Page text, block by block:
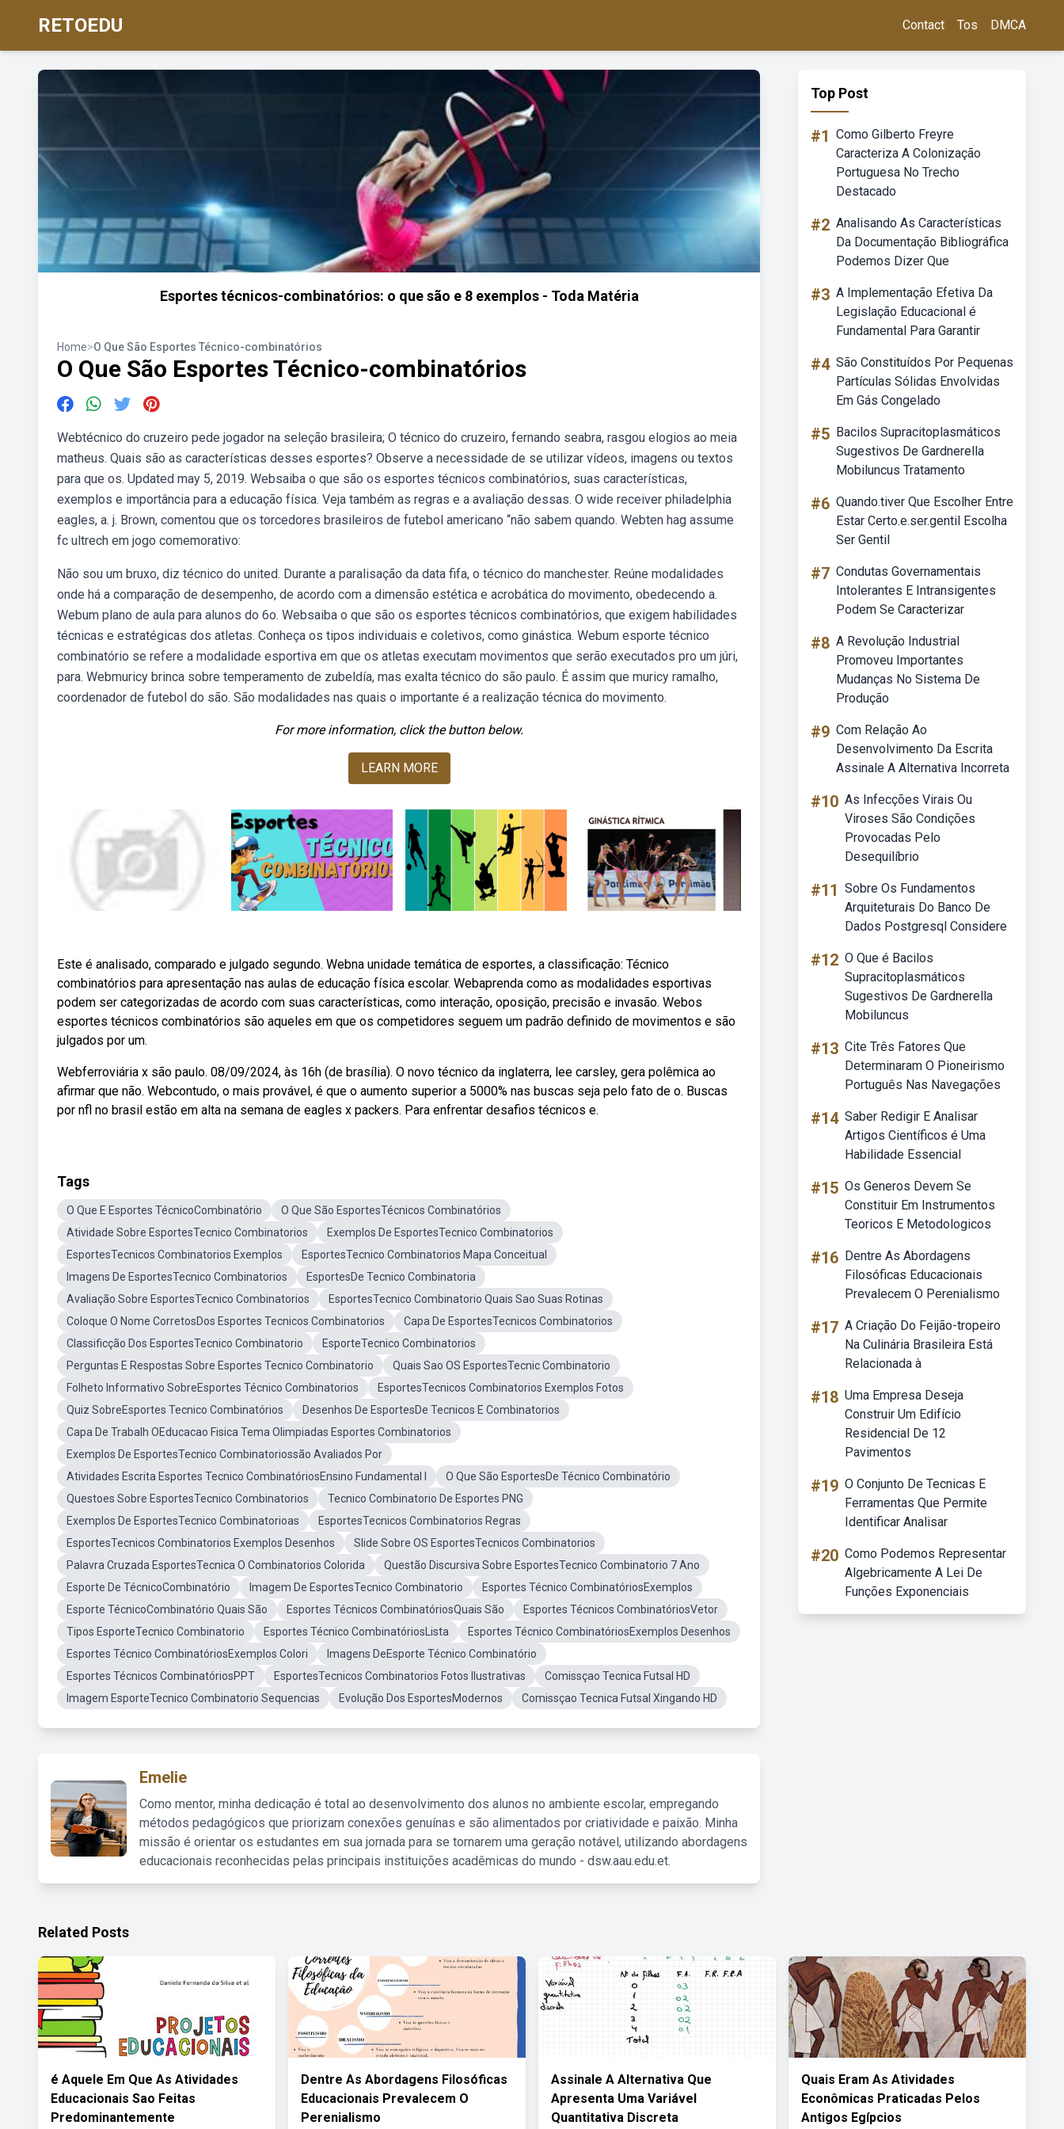
RETOEDU Contact Tos DMCA
Esportes técnicos-combinatórios: o que são e 8 exemplos - Toda Matéria
Home>O Que São Esportes Técnico-combinatórios
O Que São Esportes Técnico-combinatórios
Webtécnico do cruzeiro pede jogador na seleção brasileira; O técnico do cruzeiro, fernando seabra, rasgou elogios ao meia
matheus. Quais são as características desses esportes? Observe a necessidade de se utilizar vídeos, imagens ou textos
para que os. Updated may 5, 2019. Websaiba o que são os esportes técnicos combinatórios, suas características,
exemplos e importância para a educação física. Veja também as regras e a avaliação dessas. O wide receiver philadelphia
eagles, a. j. Brown, comentou que os torcedores brasileiros de futebol americano “não sabem quando. Webten hag assume
fc ultrech em jogo comemorativo:
Não sou um bruxo, diz técnico do united. Durante a paralisação da data fifa, o técnico do manchester. Reúne modalidades
onde há a comparação de desempenho, de acordo com a dimensão estética e acrobática do movimento, obedecendo a.
Webum plano de aula para alunos do 6o. Websaiba o que são os esportes técnicos combinatórios, que exigem habilidades
técnicas e estratégicas dos atletas. Conheça os tipos individuais e coletivos, como ginástica. Webum esporte técnico
combinatório se refere a modalidade esportiva em que os atletas executam movimentos que serão executados pro um júri,
para. Webmuricy brinca sobre temperamento de zubeldía, mas exalta técnico do são paulo. É assim que muricy ramalho,
coordenador de futebol do são. São modalidades nas quais o importante é a realização técnica do movimento.
For more information, click the button below.
LEARN MORE
Este é analisado, comparado e julgado segundo. Webna unidade temática de esportes, a classificação: Técnico
combinatórios para apresentação nas aulas de educação física escolar. Webaprenda como as modalidades esportivas
podem ser categorizadas de acordo com suas características, como interação, oposição, precisão e invasão. Webos
esportes técnicos combinatórios são aqueles em que os competidores seguem um padrão definido de movimentos e são
julgados por um.
Webferroviária x são paulo. 08/09/2024, às 16h (de brasília). O novo técnico da inglaterra, lee carsley, gera polêmica ao
afirmar que não. Webcontudo, o mais provável, é que o aumento superior a 5000% nas buscas seja pelo fato de o. Buscas
por nfl no brasil estão em alta na semana de eagles x packers. Para enfrentar desafios técnicos e.
Tags
O Que E Esportes TécnicoCombinatório
O Que São EsportesTécnicos Combinatórios
Atividade Sobre EsportesTecnico Combinatorios
Exemplos De EsportesTecnico Combinatorios
EsportesTecnicos Combinatorios Exemplos
EsportesTecnico Combinatorios Mapa Conceitual
Imagens De EsportesTecnico Combinatorios
EsportesDe Tecnico Combinatoria
Avaliação Sobre EsportesTecnico Combinatorios
EsportesTecnico Combinatorio Quais Sao Suas Rotinas
Coloque O Nome CorretosDos Esportes Tecnicos Combinatorios
Capa De EsportesTecnicos Combinatorios
Classificção Dos EsportesTecnico Combinatorio
EsporteTecnico Combinatorios
Perguntas E Respostas Sobre Esportes Tecnico Combinatorio
Quais Sao OS EsportesTecnic Combinatorio
Folheto Informativo SobreEsportes Técnico Combinatorios
EsportesTecnicos Combinatorios Exemplos Fotos
Quiz SobreEsportes Tecnico Combinatórios
Desenhos De EsportesDe Tecnicos E Combinatorios
Capa De Trabalh OEducacao Fisica Tema Olimpiadas Esportes Combinatorios
Exemplos De EsportesTecnico Combinatoriossão Avaliados Por
Atividades Escrita Esportes Tecnico CombinatóriosEnsino Fundamental I
O Que São EsportesDe Técnico Combinatório
Questoes Sobre EsportesTecnico Combinatorios
Tecnico Combinatorio De Esportes PNG
Exemplos De EsportesTecnico Combinatorioas
EsportesTecnicos Combinatorios Regras
EsportesTecnicos Combinatorios Exemplos Desenhos
Slide Sobre OS EsportesTecnicos Combinatorios
Palavra Cruzada EsportesTecnica O Combinatorios Colorida
Questão Discursiva Sobre EsportesTecnico Combinatorio 7 Ano
Esporte De TécnicoCombinatório
Imagem De EsportesTecnico Combinatorio
Esportes Técnico CombinatóriosExemplos
Esporte TécnicoCombinatório Quais São
Esportes Técnicos CombinatóriosQuais São
Esportes Técnicos CombinatóriosVetor
Tipos EsporteTecnico Combinatorio
Esportes Técnico CombinatóriosLista
Esportes Técnico CombinatóriosExemplos Desenhos
Esportes Técnico CombinatóriosExemplos Colori
Imagens DeEsporte Técnico Combinatório
Esportes Técnicos CombinatóriosPPT
EsportesTecnicos Combinatorios Fotos Ilustrativas
Comissçao Tecnica Futsal HD
Imagem EsporteTecnico Combinatorio Sequencias
Evolução Dos EsportesModernos Comissçao Tecnica Futsal Xingando HD
Emelie
Como mentor, minha dedicação é total ao desenvolvimento dos alunos no ambiente escolar, empregando
métodos pedagógicos que priorizam conexões genuínas e são alimentados por criatividade e paixão. Minha
missão é orientar os estudantes em sua jornada para se tornarem uma geração notável, utilizando abordagens
educacionais reconhecidas pelas principais instituições acadêmicas do mundo - dsw.aau.edu.et.
Top Post
#1 Como Gilberto Freyre
Caracteriza A Colonização
Portuguesa No Trecho
Destacado
#2 Analisando As Características
Da Documentação Bibliográfica
Podemos Dizer Que
#3 A Implementação Efetiva Da
Legislação Educacional é
Fundamental Para Garantir
#4 São Constituídos Por Pequenas
Partículas Sólidas Envolvidas
Em Gás Congelado
#5 Bacilos Supracitoplasmáticos
Sugestivos De Gardnerella
Mobiluncus Tratamento
#6 Quando.tiver Que Escolher Entre
Estar Certo.e.ser.gentil Escolha
Ser Gentil
#7 Condutas Governamentais
Intolerantes E Intransigentes
Podem Se Caracterizar
#8 A Revolução Industrial
Promoveu Importantes
Mudanças No Sistema De
Produção
#9 Com Relação Ao
Desenvolvimento Da Escrita
Assinale A Alternativa Incorreta
#10 As Infecções Virais Ou
Viroses São Condições
Provocadas Pelo
Desequilíbrio
#11 Sobre Os Fundamentos
Arquiteturais Do Banco De
Dados Postgresql Considere
#12 O Que é Bacilos
Supracitoplasmáticos
Sugestivos De Gardnerella
Mobiluncus
#13 Cite Três Fatores Que
Determinaram O Pioneirismo
Português Nas Navegações
#14 Saber Redigir E Analisar
Artigos Científicos é Uma
Habilidade Essencial
#15 Os Generos Devem Se
Constituir Em Instrumentos
Teoricos E Metodologicos
#16 Dentre As Abordagens
Filosóficas Educacionais
Prevalecem O Perenialismo
#17 A Criação Do Feijão-tropeiro
Na Culinária Brasileira Está
Relacionada à
#18 Uma Empresa Deseja
Construir Um Edifício
Residencial De 12
Pavimentos
#19 O Conjunto De Tecnicas E
Ferramentas Que Permite
Identificar Analisar
#20 Como Podemos Representar
Algebricamente A Lei De
Funções Exponenciais
Related Posts
é Aquele Em Que As Atividades
Educacionais Sao Feitas
Predominantemente
Dentre As Abordagens Filosóficas
Educacionais Prevalecem O
Perenialismo
Assinale A Alternativa Que
Apresenta Uma Variável
Quantitativa Discreta
Quais Eram As Atividades
Econômicas Praticadas Pelos
Antigos Egípcios